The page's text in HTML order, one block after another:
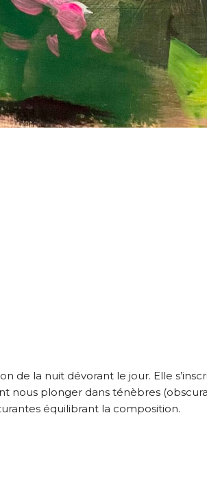
cette annonce ainsi que la vente et
où se trouve l’œuvre originale :
Toulouse
de la nuit dévorant le jour. Elle
nous plonger dans ténèbres
équilibrant la composition.